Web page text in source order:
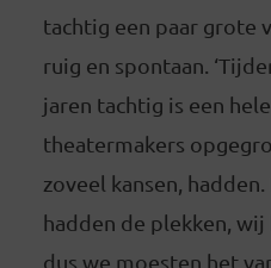
tachtig een paar grote
ruig en spontaan.
jaren tachtig is een
theatermakers
zoveel kansen,
hadden de plekken, wij
dus we moesten het